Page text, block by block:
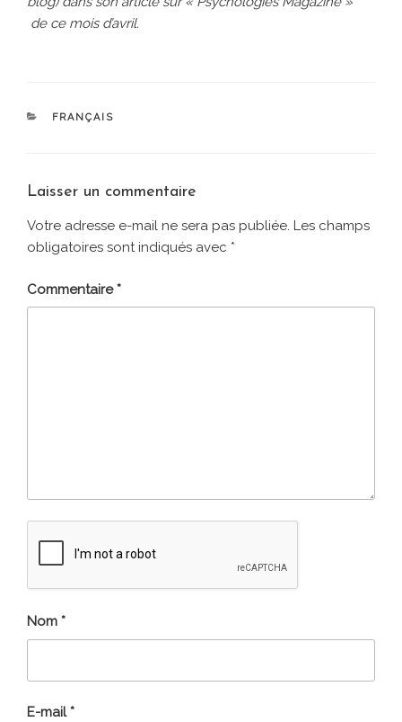
de ce mois d’avril.
CATÉGORIES
FRANÇAIS
Laisser un commentaire
Votre adresse e-mail ne sera pas publiée. Les champs
obligatoires sont indiqués avec *
Commentaire*
Nom *
E-mail*